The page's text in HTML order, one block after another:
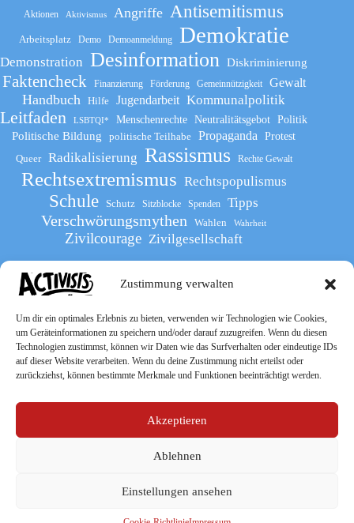
Zustimmung verwalten
Um dir ein optimales Erlebnis zu bieten, verwenden wir Technologien wie Cookies,
um Geräteinformationen zu speichern und/oder darauf zuzugreifen. Wenn du diesen
Technologien zustimmst, können wir Daten wie das Surfverhalten oder eindeutige IDs
auf dieser Website verarbeiten. Wenn du deine Zustimmung nicht erteilst oder
zurückziehst, können bestimmte Merkmale und Funktionen beeinträchtigt werden.
Akzeptieren
Ablehnen
Einstellungen ansehen
Aktionen Aktivismus Angriffe Antisemitismus
Arbeitsplatz Demo Demoanmeldung Demokratie
Demonstration Desinformation Diskriminierung
Faktencheck Finanzierung Förderung Gemeinnützigkeit Gewalt
Handbuch Hilfe Jugendarbeit Kommunalpolitik
Leitfaden LSBTQI* Menschenrechte Neutralitätsgebot Politik
Politische Bildung politische Teilhabe Propaganda
Protest
Queer
Radikalisierung Rassismus Rechte Gewalt
Rechtsextremismus Rechtspopulismus
Schule Schutz Sitzblocke Spenden Tipps
Verschwörungsmythen Wahlen Wahrheit
Zivilcourage Zivilgesellschaft
Werde Teil des The Activists Guide